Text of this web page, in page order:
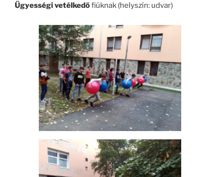
Ügyességi vetélkedőfiúknak (helyszín: udvar)